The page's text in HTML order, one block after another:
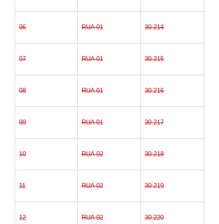
06 RUA 01 30.214
07 RUA 01 30.215
08 RUA 01 30.216
09 RUA 01 30.217
10 RUA 02 30.218
11 RUA 02 30.219
12 RUA 02 30.220